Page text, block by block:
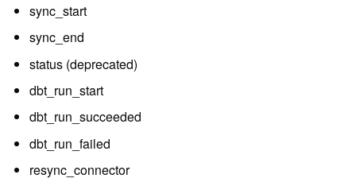
sync_start
sync_end
status (deprecated)
dbt_run_start
dbt_run_succeeded
dbt_run_failed
resync_connector